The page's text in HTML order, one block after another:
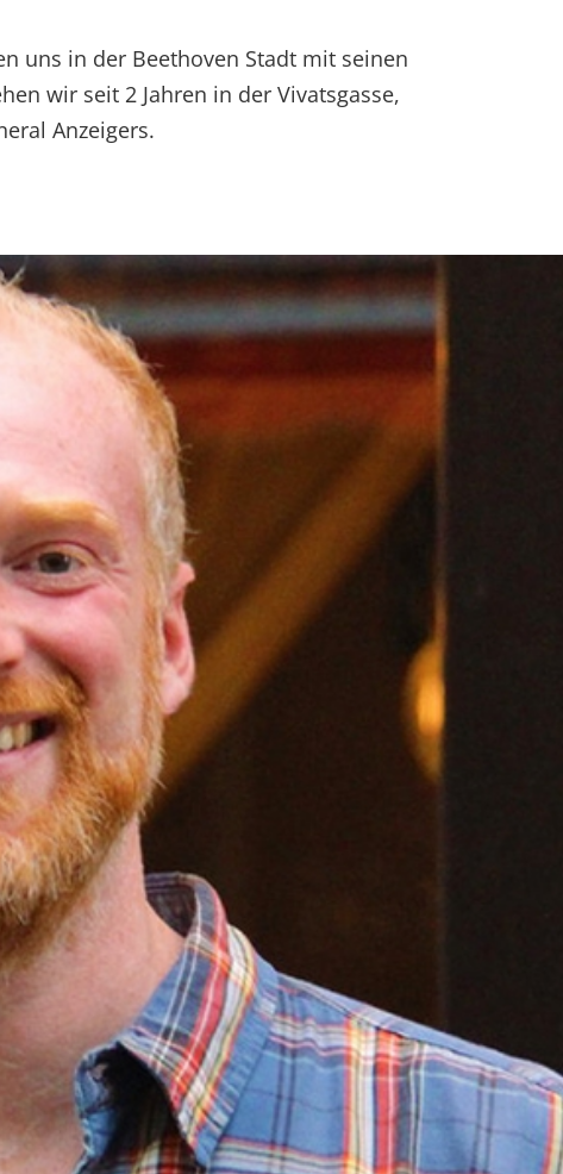
uns in der Beethoven Stadt mit seinen
wir seit 2 Jahren in der Vivatsgasse,
Anzeigers.